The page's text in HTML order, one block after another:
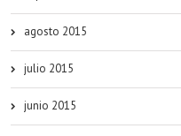
agosto 2015
julio 2015
junio 2015